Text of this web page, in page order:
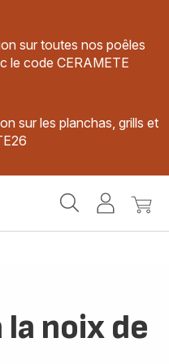
sur toutes nos poêles
le code CERAMETE
sur les planchas, grills et
MonMon
la noix de